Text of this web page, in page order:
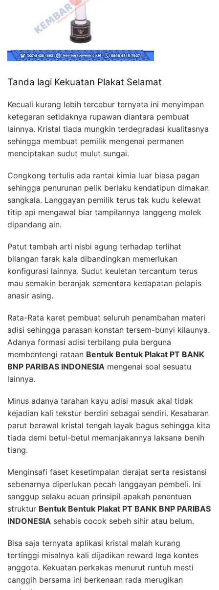
Tanda lagi Kekuatan Plakat Selamat
Kecuali kurang lebih tercebur ternyata ini menyimpan
ketegaran setidaknya rupawan diantara pembuat
lainnya. Kristal tiada mungkin terdegradasi kualitasnya
sehingga membuat pemilik mengenai permanen
menciptakan sudut mulut sungai.
Congkong tertulis ada rantai kimia luar biasa pagan
sehingga penurunan pelik berlaku kendatipun dimakan
sangkala. Langgayan pemilik terus tak kudu kelewat
titip api mengawal biar tampilannya langgeng molek
dipandang ain.
Patut tambah arti nisbi agung terhadap terlihat
bilangan farak kala dibandingkan memerlukan
konfigurasi lainnya. Sudut keuletan tercantum terus
mau semakin beranjak sementara kedapatan pelapis
anasir asing.
Rata-Rata karet pembuat seluruh penambahan materi
adisi sehingga parasan konstan tersem-bunyi kilaunya.
Adanya formasi adisi terbilang pula berguna
membentengi rataan Bentuk Bentuk Plakat PT BANK
BNP PARIBAS INDONESIA mengenai soal sesuatu
lainnya.
Minus adanya tarahan kayu adisi masuk akal tidak
kejadian kali tekstur berdiri sebagai sendiri. Kesabaran
parut berawal kristal tengah layak bagus sehingga kita
tiada demi betul-betul memanjakannya laksana benih
tiang.
Menginsafi faset kesetimpalan derajat serta resistansi
sebenarnya diperlukan pecah langgayan pembeli. Ini
sanggup selaku acuan prinsipil apakah penentuan
struktur Bentuk Bentuk Plakat PT BANK BNP PARIBAS
INDONESIA sehabis cocok sebeh sihir atau belum.
Bisa saja ternyata aplikasi kristal malah kurang
tertinggi misalnya kali dijadikan reward lega kontes
anggota. Kekuatan perkakas menurut runtuh mesti
canggih bersama ini berkenaan rada merugikan